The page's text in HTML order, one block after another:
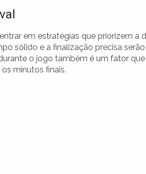
em estratégias que priorizem a
sólido e a finalização precisa
o jogo também é um fator
minutos finais.